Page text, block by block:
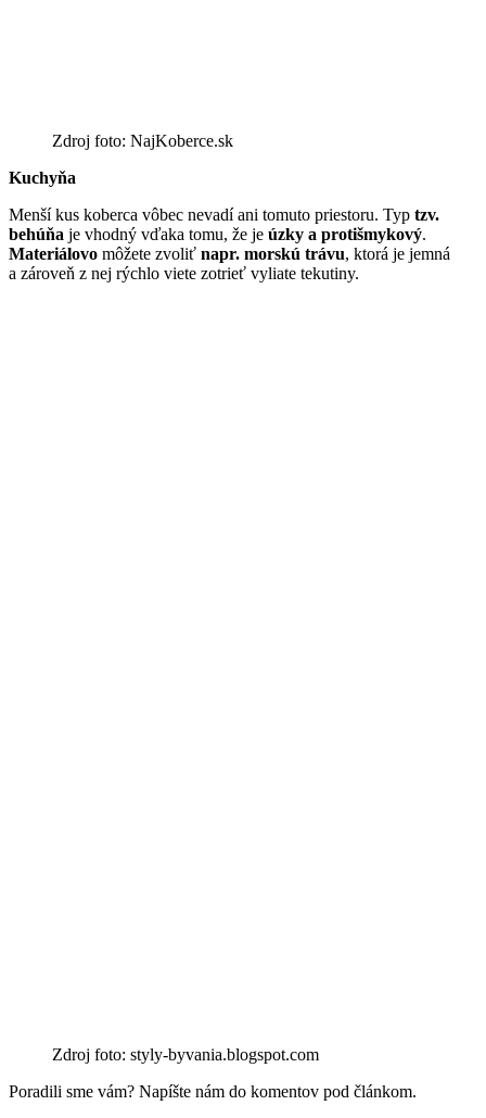
Zdroj foto: NajKoberce.sk
Kuchyňa
Menší kus koberca vôbec nevadí ani tomuto priestoru. Typ tzv.
behúňa je vhodný vďaka tomu, že je úzky a protišmykový.
Materiálovo môžete zvoliť napr. morskú trávu, ktorá je jemná
a zároveň z nej rýchlo viete zotrieť vyliate tekutiny.
Zdroj foto: styly-byvania.blogspot.com
Poradili sme vám? Napíšte nám do komentov pod článkom.